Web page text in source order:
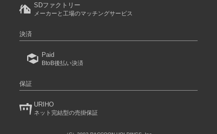
SDファクトリー
メーカーと工場のマッチングサービス
決済
Paid
BtoB後払い決済
保証
URIHO
ネット完結型の売掛保証